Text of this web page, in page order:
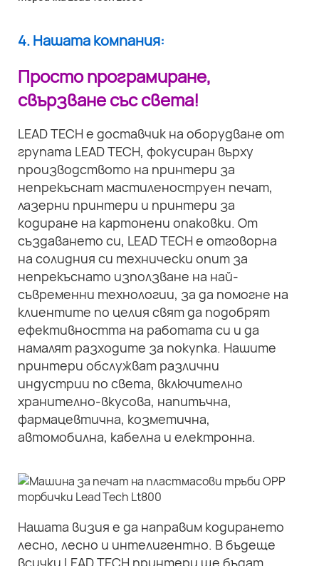
4. Нашата компания:
Просто програмиране,
свързване със света!
LEAD TECH е доставчик на оборудване от
групата LEAD TECH, фокусиран върху
производството на принтери за
непрекъснат мастиленоструен печат,
лазерни принтери и принтери за
кодиране на картонени опаковки. От
създаването си, LEAD TECH е отговорна
на солидния си технически опит за
непрекъснато използване на най-
съвременни технологии, за да помогне на
клиентите по целия свят да подобрят
ефективността на работата си и да
намалят разходите за покупка. Нашите
принтери обслужват различни
индустрии по света, включително
хранително-вкусова, напитъчна,
фармацевтична, козметична,
автомобилна, кабелна и електронна.
Нашата визия е да направим кодирането
лесно, лесно и интелигентно. В бъдеще